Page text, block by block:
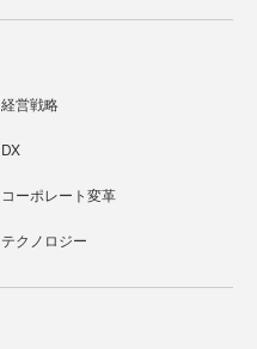
経営戦略
DX
コーポレート変革
テクノロジー